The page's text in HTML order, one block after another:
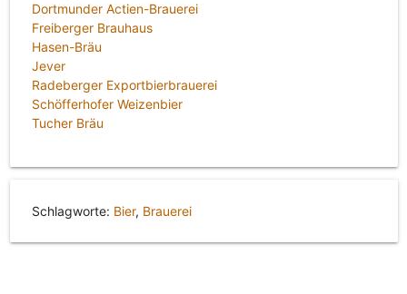
Dortmunder Actien-Brauerei
Freiberger Brauhaus
Hasen-Bräu
Jever
Radeberger Exportbierbrauerei
Schöfferhofer Weizenbier
Tucher Bräu
Schlagworte: Bier, Brauerei